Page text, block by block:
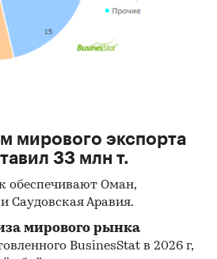
мирового экспорта
33 млн т.
обеспечивают Оман,
Саудовская Аравия.
мирового рынка
BusinesStat в 2026 г,